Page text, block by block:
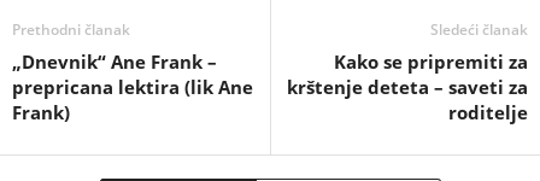
Prethodni članak
„Dnevnik“ Ane Frank –
prepricana lektira (lik Ane
Frank)
Sledeći članak
Kako se pripremiti za
krštenje deteta – saveti za
roditelje